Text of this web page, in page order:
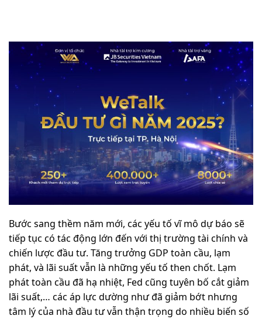
Bước sang thềm năm mới, các yếu tố vĩ mô dự báo sẽ
tiếp tục có tác động lớn đến với thị trường tài chính và
chiến lược đầu tư. Tăng trưởng GDP toàn cầu, lạm
phát, và lãi suất vẫn là những yếu tố then chốt. Lạm
phát toàn cầu đã hạ nhiệt, Fed cũng tuyên bố cắt giảm
lãi suất,… các áp lực dường như đã giảm bớt nhưng
tâm lý của nhà đầu tư vẫn thận trọng do nhiều biến số